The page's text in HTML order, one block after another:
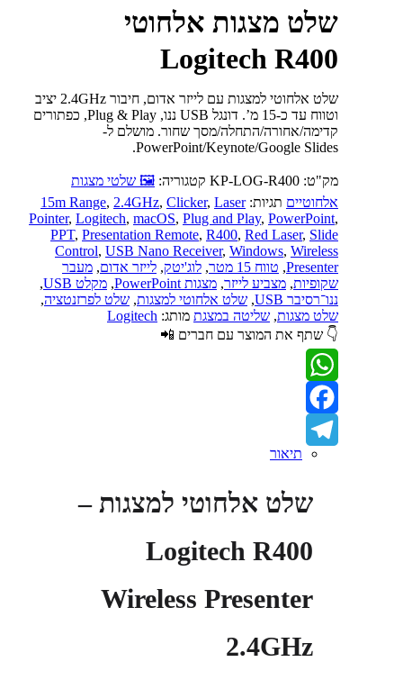
שלט מצגות אלחוטי
Logitech R400
שלט אלחוטי למצגות עם לייזר אדום, חיבור 2.4GHz יציב
וטווח עד כ-15 מ’. דונגל USB ננו, Plug & Play, כפתורים
קדימה/אחורה/התחלה/מסך שחור. מושלם ל-
PowerPoint/Keynote/Google Slides.
מק"ט: KP-LOG-R400 קטגוריה: 🖼 שלטי מצגות
אלחוטיים תגיות: 15m Range, 2.4GHz, Clicker, Laser
Pointer, Logitech, macOS, Plug and Play, PowerPoint,
PPT, Presentation Remote, R400, Red Laser, Slide
Control, USB Nano Receiver, Windows, Wireless
Presenter
, טווח 15 מטר , לוג'יטק, לייזר אדום, מעבר
שקופיות, מצביע לייזר, מצגות PowerPoint , מקלט USB
,
ננו־רסיבר USB
, שלט אלחוטי למצגות, שלט לפרזנטציה,
שלט מצגות, שליטה במצגת מותג: Logitech
👇 שתף את המוצר עם חברים 📲
WhatsApp
Facebook
Telegram
תיאור
שלט אלחוטי למצגות –
Logitech R400
Wireless Presenter
2.4GHz